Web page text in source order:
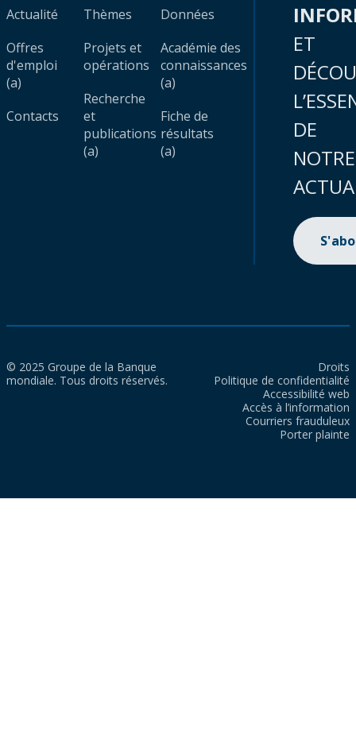
Actualité
Offres
d'emploi
(a)
Contacts
Thèmes
Projets et
opérations
Recherche
et
publications
(a)
Données
Académie des
connaissances
(a)
Fiche de
résultats
(a)
ET
DE
NOTRE
© 2025 Groupe de la Banque
mondiale. Tous droits réservés.
Droits
Politique de confidentialité
Accessibilité web
Accès à l’information
Courriers frauduleux
Porter plainte